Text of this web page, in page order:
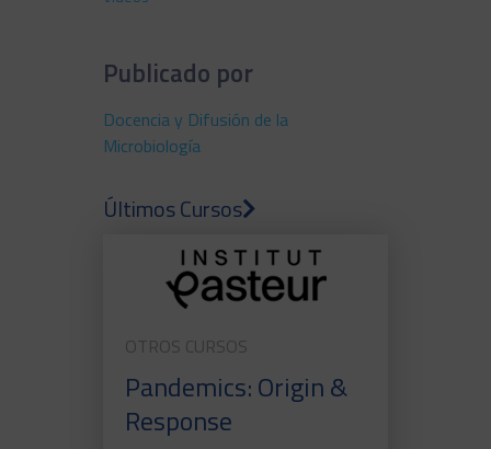
Publicado por
Docencia y Difusión de la
Microbiología
Últimos Cursos
OTROS CURSOS
Pandemics: Origin &
Response